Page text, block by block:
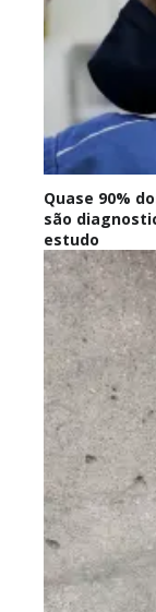
Quase 90%
são
estudo